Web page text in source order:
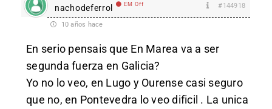
nachodeferrol EM Off #144918
10 años hace
En serio pensais que En Marea va a ser
segunda fuerza en Galicia?
Yo no lo veo, en Lugo y Ourense casi seguro
que no, en Pontevedra lo veo dificil . La unica